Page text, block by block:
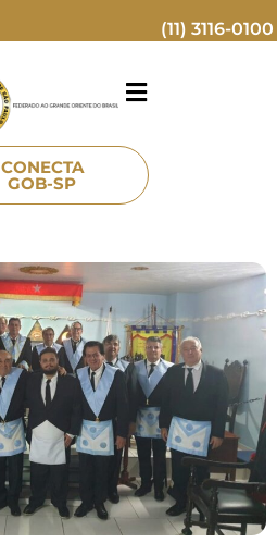
(11) 3116-0100
CONECTA
GOB-SP